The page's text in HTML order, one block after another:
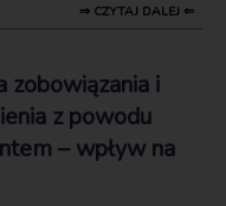
⇒ CZYTAJ DALEJ ⇐
zobowiązania i
z powodu
– wpływ na